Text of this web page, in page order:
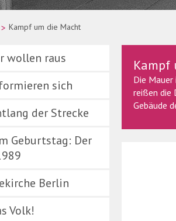
> Kampf um die Macht
wollen raus
sich
der Strecke
Geburtstag: Der
Berlin
Volk!
Kampf
Die
reißen die
Gebäude